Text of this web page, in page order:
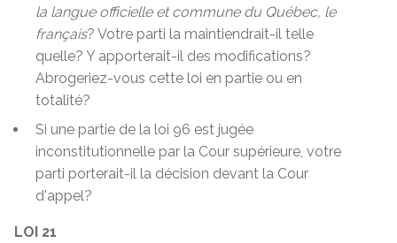
la langue officielle et commune du Québec, le
français? Votre parti la maintiendrait-il telle
quelle? Y apporterait-il des modifications?
Abrogeriez-vous cette loi en partie ou en
totalité?
Si une partie de la loi 96 est jugée
inconstitutionnelle par la Cour supérieure, votre
parti porterait-il la décision devant la Cour
d'appel?
LOI 21